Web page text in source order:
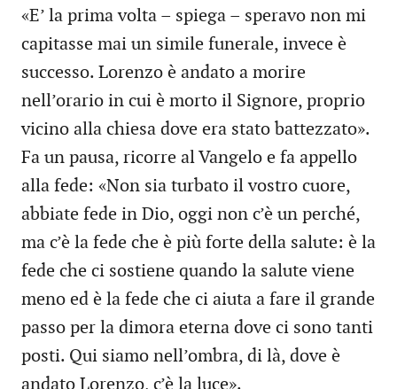
«E’ la prima volta – spiega – speravo non mi
capitasse mai un simile funerale, invece è
successo. Lorenzo è andato a morire
nell’orario in cui è morto il Signore, proprio
vicino alla chiesa dove era stato battezzato».
Fa un pausa, ricorre al Vangelo e fa appello
alla fede: «Non sia turbato il vostro cuore,
abbiate fede in Dio, oggi non c’è un perché,
ma c’è la fede che è più forte della salute: è la
fede che ci sostiene quando la salute viene
meno ed è la fede che ci aiuta a fare il grande
passo per la dimora eterna dove ci sono tanti
posti. Qui siamo nell’ombra, di là, dove è